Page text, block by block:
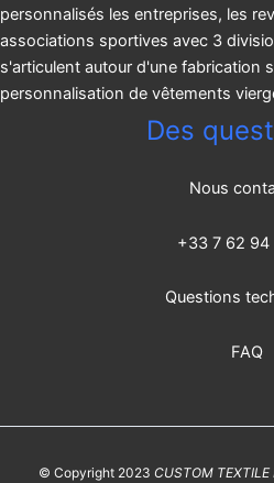
personnalisés les entreprises, les
associations sportives avec 3
s'articulent autour d'une fabrication
personnalisation de vêtements
Des
Nous
+33 7 62 94
Questions
FAQ
© Copyright 2023 CUSTOM